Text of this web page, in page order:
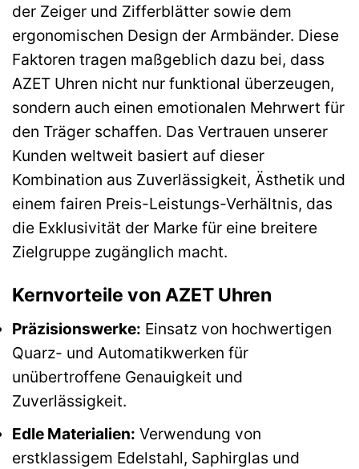
der Zeiger und Zifferblätter sowie dem
ergonomischen Design der Armbänder. Diese
Faktoren tragen maßgeblich dazu bei, dass
AZET Uhren nicht nur funktional überzeugen,
sondern auch einen emotionalen Mehrwert für
den Träger schaffen. Das Vertrauen unserer
Kunden weltweit basiert auf dieser
Kombination aus Zuverlässigkeit, Ästhetik und
einem fairen Preis-Leistungs-Verhältnis, das
die Exklusivität der Marke für eine breitere
Zielgruppe zugänglich macht.
Kernvorteile von AZET Uhren
Präzisionswerke: Einsatz von hochwertigen
Quarz- und Automatikwerken für
unübertroffene Genauigkeit und
Zuverlässigkeit.
Edle Materialien: Verwendung von
erstklassigem Edelstahl, Saphirglas und